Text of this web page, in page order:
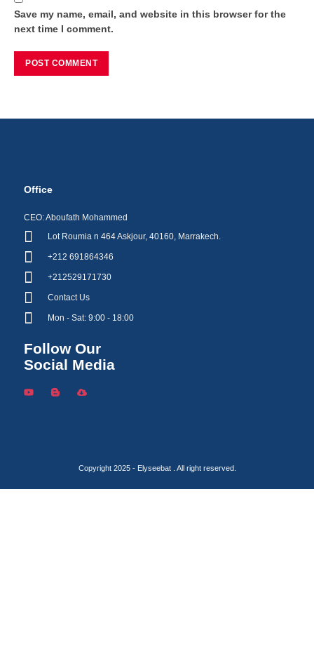
Save my name, email, and website in this browser for the
next time I comment.
Office
CEO: Aboufath Mohammed
Lot Roumia n 464 Askjour, 40160, Marrakech.
+212 691864346
+212529171730
Contact Us
Mon - Sat: 9:00 - 18:00
Follow Our
Social Media
Copyright 2025 - Elyseebat . All right reserved.